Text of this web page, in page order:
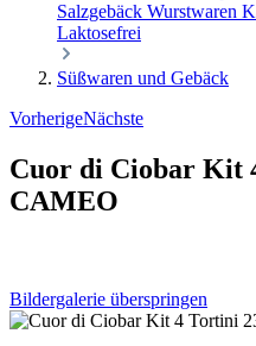
Salzgebäck Wurstwaren
Laktosefrei
Süßwaren und Gebäck
VorherigeNächste
Cuor di Ciobar Kit
CAMEO
Bildergalerie überspringen